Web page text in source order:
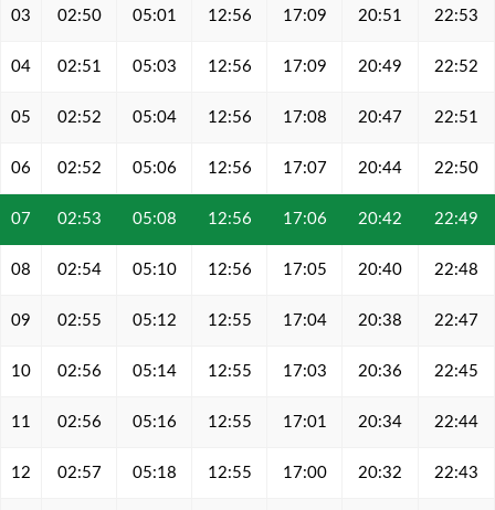
03 02:50 05:01 12:56 17:09 20:51 22:53
04 02:51 05:03 12:56 17:09 20:49 22:52
05 02:52 05:04 12:56 17:08 20:47 22:51
06 02:52 05:06 12:56 17:07 20:44 22:50
07 02:53 05:08 12:56 17:06 20:42 22:49
08 02:54 05:10 12:56 17:05 20:40 22:48
09 02:55 05:12 12:55 17:04 20:38 22:47
10 02:56 05:14 12:55 17:03 20:36 22:45
11 02:56 05:16 12:55 17:01 20:34 22:44
12 02:57 05:18 12:55 17:00 20:32 22:43